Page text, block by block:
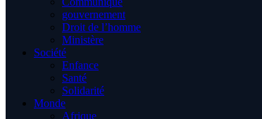
gouvernement
Droit de l’homme
Ministère
Société
Enfance
Santé
Solidarité
Monde
Afrique